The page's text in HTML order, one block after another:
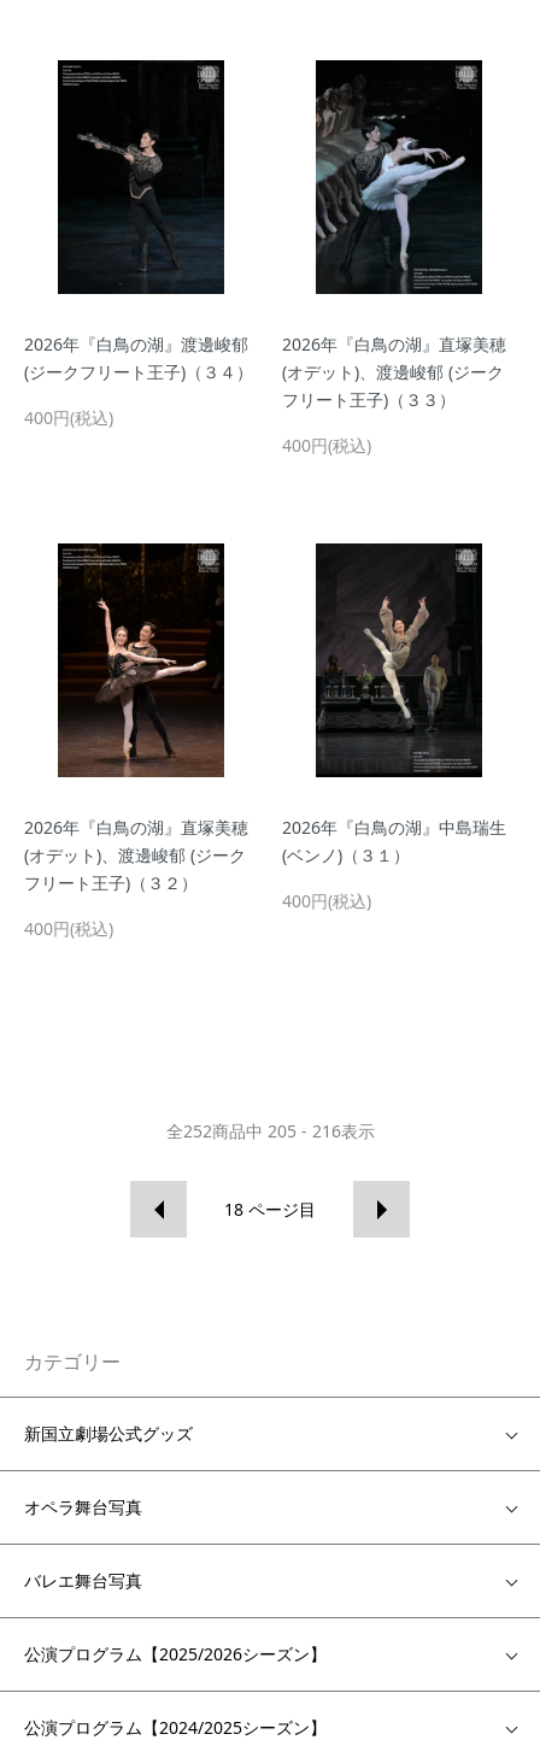
2026年『白鳥の湖』渡邊峻郁
(ジークフリート王子)（３４）
400円(税込)
2026年『白鳥の湖』直塚美穂
(オデット)、渡邊峻郁 (ジーク
フリート王子)（３３）
400円(税込)
2026年『白鳥の湖』直塚美穂
(オデット)、渡邊峻郁 (ジーク
フリート王子)（３２）
400円(税込)
2026年『白鳥の湖』中島瑞生
(ベンノ)（３１）
400円(税込)
全252商品中 205 - 216表示
18 ページ目
カテゴリー
新国立劇場公式グッズ
オペラ舞台写真
バレエ舞台写真
公演プログラム【2025/2026シーズン】
公演プログラム【2024/2025シーズン】